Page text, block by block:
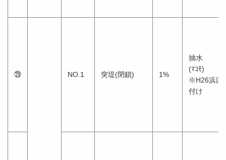
㉙ NO.1 突堤(閉鎖) 1%
抽水
(ﾏｺﾓ)
※H26浜口
付け